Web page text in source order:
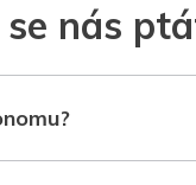
nás